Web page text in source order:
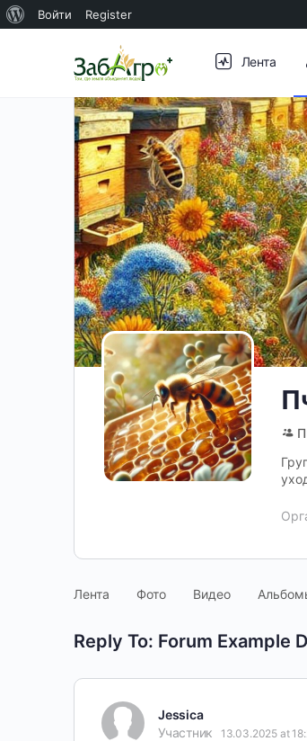
Войти Register
Лента
Лента Фото Видео
Reply To: Forum Example
Jessica
Участник
13.03.2025 at